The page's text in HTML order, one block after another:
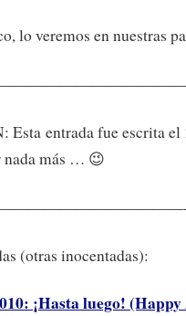
lo veremos en nuestras
entrada fue escrita
nada más … 😉
(otras inocentadas):
¡Hasta luego!